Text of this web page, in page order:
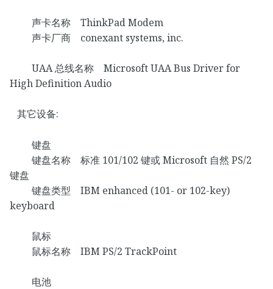
声卡名称 ThinkPad Modem
声卡厂商 conexant systems, inc.
UAA 总线名称 Microsoft UAA Bus Driver for
High Definition Audio
其它设备:
键盘
键盘名称 标准 101/102 键或 Microsoft 自然 PS/2
键盘
键盘类型 IBM enhanced (101- or 102-key)
keyboard
鼠标
鼠标名称 IBM PS/2 TrackPoint
电池